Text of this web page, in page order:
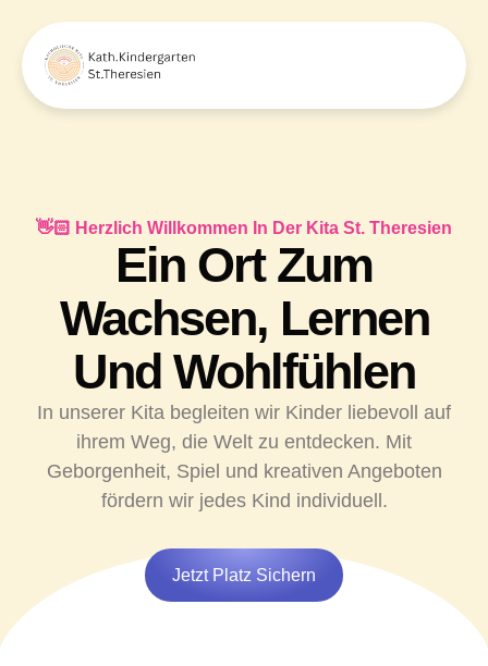
👋🏻 Herzlich Willkommen In Der Kita St. Theresien
Ein Ort Zum
Wachsen, Lernen
Und Wohlfühlen
In unserer Kita begleiten wir Kinder liebevoll auf
ihrem Weg, die Welt zu entdecken. Mit
Geborgenheit, Spiel und kreativen Angeboten
fördern wir jedes Kind individuell.
Jetzt Platz Sichern